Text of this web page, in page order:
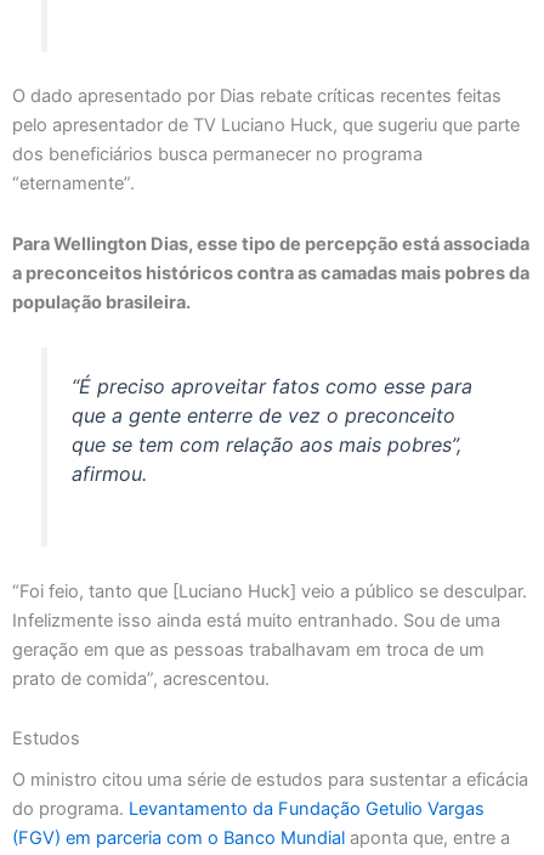
O dado apresentado por Dias rebate críticas recentes feitas
pelo apresentador de TV Luciano Huck, que sugeriu que parte
dos beneficiários busca permanecer no programa
“eternamente”.
Para Wellington Dias, esse tipo de percepção está associada
a preconceitos históricos contra as camadas mais pobres da
população brasileira.
“É preciso aproveitar fatos como esse para
que a gente enterre de vez o preconceito
que se tem com relação aos mais pobres”,
afirmou.
“Foi feio, tanto que [Luciano Huck] veio a público se desculpar.
Infelizmente isso ainda está muito entranhado. Sou de uma
geração em que as pessoas trabalhavam em troca de um
prato de comida”, acrescentou.
Estudos
O ministro citou uma série de estudos para sustentar a eficácia
do programa. Levantamento da Fundação Getulio Vargas
(FGV) em parceria com o Banco Mundial aponta que, entre a